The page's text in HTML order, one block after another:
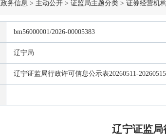
政务信息 > 主动公开 > 证监局主题分类 > 证券经营机
bm56000001/2026-00005383
辽宁局
辽宁证监局行政许可信息公示表20260511-20260515
辽宁证监局